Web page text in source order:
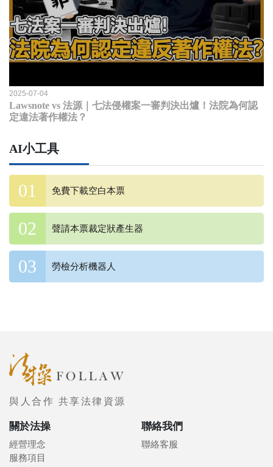
2025-07-04
Lawsnote vs 法源｜七法侵權案一審判決出爐！法院為何認
定違法著作權法？
AI小工具
免費下載空白本票
聲請本票裁定狀產生器
勞檢分析機器人
與人合作 共享法律資源
關於法操
經營理念
服務項目
聯絡我們
聯絡客服